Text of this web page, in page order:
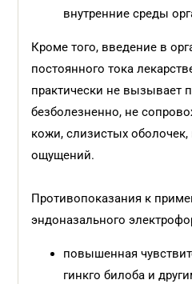
внутренние среды
Кроме того, введение в
постоянного тока
практически не вызывает
безболезненно, не
кожи, слизистых
ощущений.
Противопоказания к
эндоназального
повышенная
гинкго билоба и